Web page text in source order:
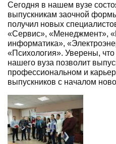
Сегодня в нашем вузе
выпускникам заочной
получил новых
«Сервис», «Менеджмент»,
информатика»,
«Психология». Уверены,
нашего вуза позволит
профессиональном и
выпускников с началом